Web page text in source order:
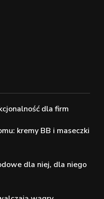
dla firm
kremy BB i maseczki
dla niej, dla niego